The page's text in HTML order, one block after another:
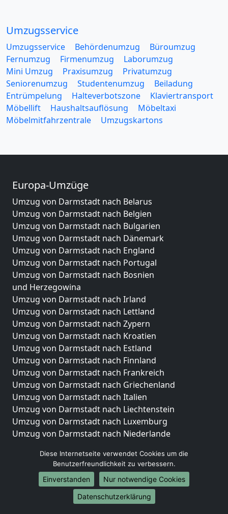
Umzugsservice
Umzugsservice Behördenumzug
Büroumzug
Fernumzug
Firmenumzug
Laborumzug
Mini Umzug
Praxisumzug
Privatumzug
Seniorenumzug
Studentenumzug
Beiladung
Entrümpelung
Halteverbotszone
Klaviertransport
Möbellift
Haushaltsauflösung
Möbeltaxi
Möbelmitfahrzentrale
Umzugskartons
Europa-Umzüge
Umzug von Darmstadt nach Belarus
Umzug von Darmstadt nach Belgien
Umzug von Darmstadt nach Bulgarien
Umzug von Darmstadt nach Dänemark
Umzug von Darmstadt nach England
Umzug von Darmstadt nach Portugal
Umzug von Darmstadt nach Bosnien
und Herzegowina
Umzug von Darmstadt nach Irland
Umzug von Darmstadt nach Lettland
Umzug von Darmstadt nach Zypern
Umzug von Darmstadt nach Kroatien
Umzug von Darmstadt nach Estland
Umzug von Darmstadt nach Finnland
Umzug von Darmstadt nach Frankreich
Umzug von Darmstadt nach Griechenland
Umzug von Darmstadt nach Italien
Umzug von Darmstadt nach Liechtenstein
Umzug von Darmstadt nach Luxemburg
Umzug von Darmstadt nach Niederlande
Umzüge-Deutschlandweit
Umzug von Darmstadt nach Berlin
Umzug von Darmstadt nach Hamburg
Umzug von Darmstadt nach München
Diese Internetseite verwendet Cookies um die
Benutzerfreundlichkeit zu verbessern.
Einverstanden
Nur notwendige Cookies
Datenschutzerklärung